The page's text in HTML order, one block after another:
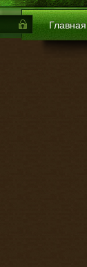
Главная